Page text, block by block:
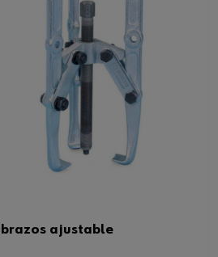
260 mm
3 Uds
250 mm
82055980000
ajustable